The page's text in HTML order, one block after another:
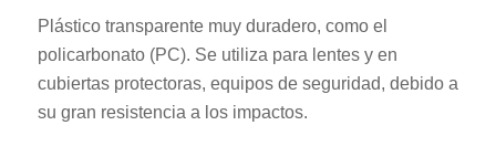
Plástico transparente muy duradero, como el
policarbonato (PC). Se utiliza para lentes y en
cubiertas protectoras, equipos de seguridad, debido a
su gran resistencia a los impactos.